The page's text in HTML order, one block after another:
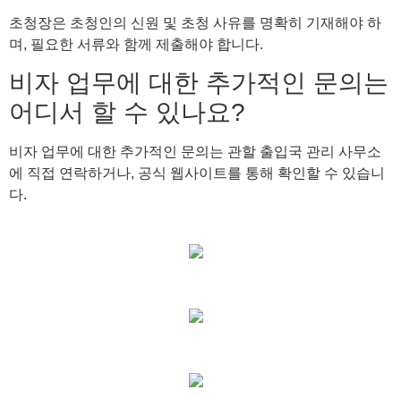
초청장은 초청인의 신원 및 초청 사유를 명확히 기재해야 하
며, 필요한 서류와 함께 제출해야 합니다.
비자 업무에 대한 추가적인 문의는
어디서 할 수 있나요?
비자 업무에 대한 추가적인 문의는 관할 출입국 관리 사무소
에 직접 연락하거나, 공식 웹사이트를 통해 확인할 수 있습니
다.